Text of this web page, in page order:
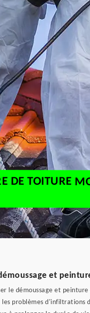
DE TOITURE
et
le démoussage et
problèmes d'infiltrations